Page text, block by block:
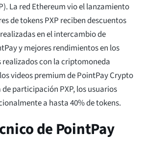
La red Ethereum vio el lanzamiento
de tokens PXP reciben descuentos
en el intercambio de
y mejores rendimientos en los
con la criptomoneda
videos premium de PointPay Crypto
de participación PXP, los usuarios
a hasta 40% de tokens.
de PointPay